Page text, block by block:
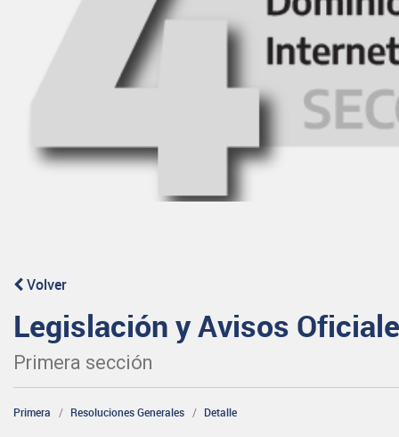
Volver
Legislación y Avisos
Primera sección
Primera Resoluciones Generales Detalle